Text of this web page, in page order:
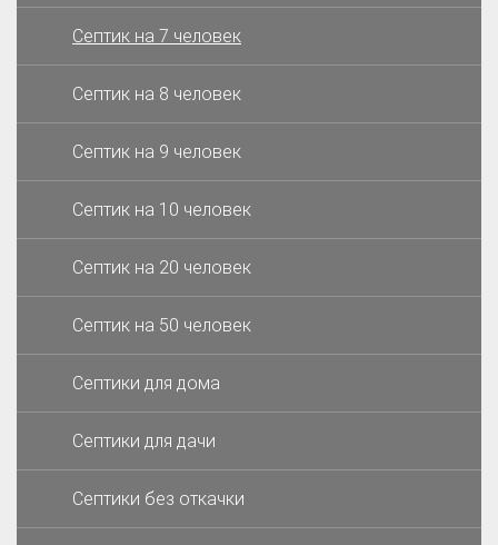
Септик на 7 человек
Септик на 8 человек
Септик на 9 человек
Септик на 10 человек
Септик на 20 человек
Септик на 50 человек
Септики для дома
Септики для дачи
Септики без откачки